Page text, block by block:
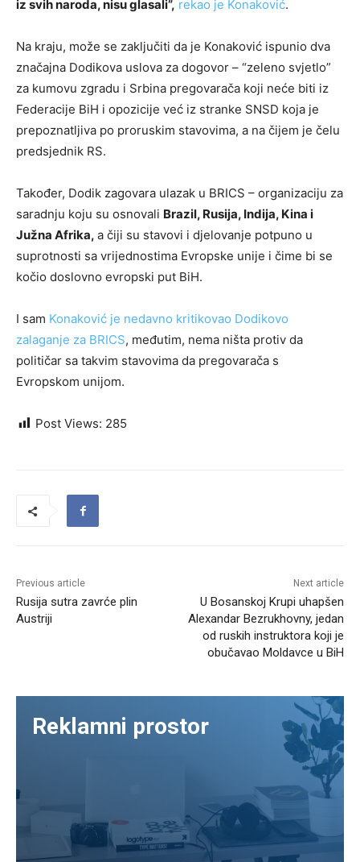
iz svih naroda, nisu glasali”, rekao je Konaković.
Na kraju, može se zaključiti da je Konaković ispunio dva
značajna Dodikova uslova za dogovor – “zeleno svjetlo”
za kumovu zgradu i Srbina pregovarača koji neće biti iz
Federacije BiH i opozicije već iz stranke SNSD koja je
prepoznatljiva po proruskim stavovima, a na čijem je čelu
predsjednik RS.
Također, Dodik zagovara ulazak u BRICS – organizaciju za
saradnju koju su osnovali Brazil, Rusija, Indija, Kina i
Južna Afrika, a čiji su stavovi i djelovanje potpuno u
suprotnosti sa vrijednostima Evropske unije i čime bi se
kočio doslovno evropski put BiH.
I sam Konaković je nedavno kritikovao Dodikovo
zalaganje za BRICS, međutim, nema ništa protiv da
političar sa takvim stavovima da pregovarača s
Evropskom unijom.
Post Views: 285
Previous article
Rusija sutra zavrće plin
Austriji
Next article
U Bosanskoj Krupi uhapšen
Alexandar Bezrukhovny, jedan
od ruskih instruktora koji je
obučavao Moldavce u BiH
Reklamni prostor